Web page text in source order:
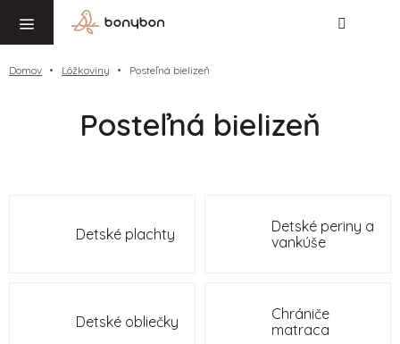
obsah
Domov Lôžkoviny Posteľná bielizeň
Posteľná bielizeň
Detské plachty
Detské periny a
vankúše
Detské obliečky
Chrániče
matraca